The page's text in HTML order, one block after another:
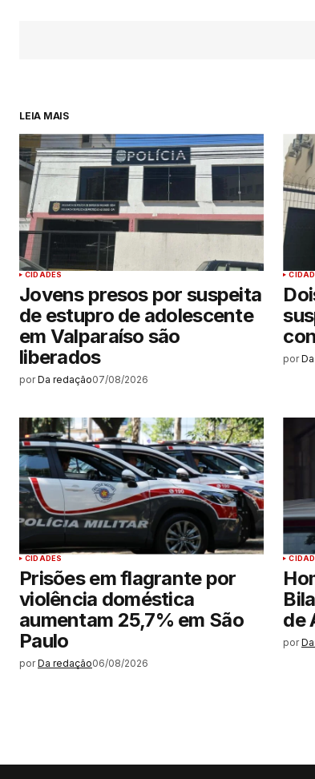
LEIA MAIS
CIDADES
Jovens presos por suspeita
de estupro de adolescente
em Valparaíso são
liberados
por Da redação07/08/2026
por
CIDADES
Prisões em flagrante por
violência doméstica
aumentam 25,7% em São
Paulo
por Da redação06/08/2026
de
por